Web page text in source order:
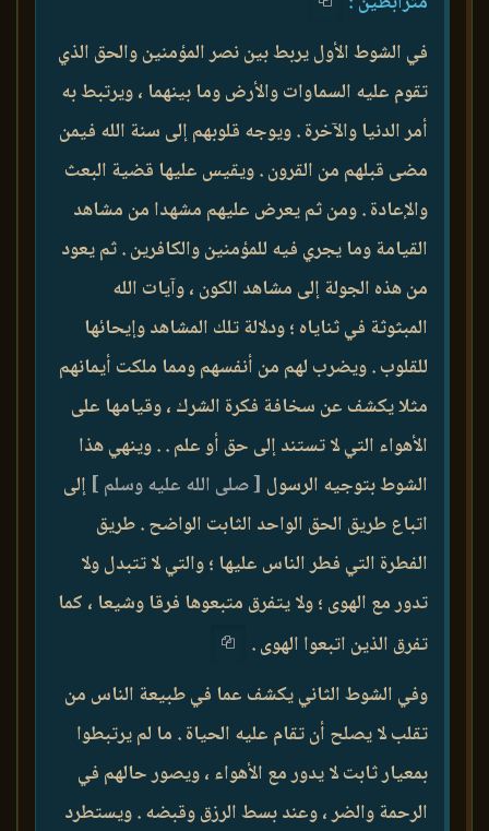
في الشوط الأول يربط بين نصر المؤمنين والحق الذي
تقوم عليه السماوات والأرض وما بينهما ، ويرتبط به
أمر الدنيا والآخرة . ويوجه قلوبهم إلى سنة الله فيمن
مضى قبلهم من القرون . ويقيس عليها قضية البعث
والإعادة . ومن ثم يعرض عليهم مشهدا من مشاهد
القيامة وما يجري فيه للمؤمنين والكافرين . ثم يعود
من هذه الجولة إلى مشاهد الكون ، وآيات الله
المبثوثة في ثناياه ؛ ودلالة تلك المشاهد وإيحائها
للقلوب . ويضرب لهم من أنفسهم ومما ملكت أيمانهم
مثلا يكشف عن سخافة فكرة الشرك ، وقيامها على
الأهواء التي لا تستند إلى حق أو علم . . وينهي هذا
الشوط بتوجيه الرسول [ صلى الله عليه وسلم ] إلى
اتباع طريق الحق الواحد الثابت الواضح . طريق
الفطرة التي فطر الناس عليها ؛ والتي لا تتبدل ولا
تدور مع الهوى ؛ ولا يتفرق متبعوها فرقا وشيعا ، كما
تفرق الذين اتبعوا الهوى .
وفي الشوط الثاني يكشف عما في طبيعة الناس من
تقلب لا يصلح أن تقام عليه الحياة . ما لم يرتبطوا
بمعيار ثابت لا يدور مع الأهواء ، ويصور حالهم في
الرحمة والضر ، وعند بسط الرزق وقبضه . ويستطرد